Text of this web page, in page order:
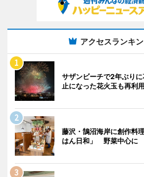
アクセスランキ
サザンビーチで2年ぶり
止になった花火玉も再利用
藤沢・鵠沼海岸に創作料
はん日和」 野菜中心に